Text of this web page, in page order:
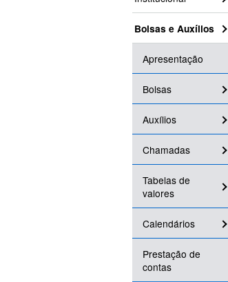
Bolsas e Auxílios
Apresentação
Bolsas
Auxílios
Chamadas
Tabelas de
valores
Calendários
Prestação de
contas